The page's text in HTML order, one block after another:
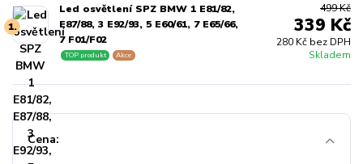
1.
Led osvětlení SPZ BMW 1 E81/82,
E87/88, 3 E92/93, 5 E60/61, 7 E65/66,
7 F01/F02
Skladem
TOP produkt Akce
499 Kč
339 Kč
280 Kč bez DPH
Cena: